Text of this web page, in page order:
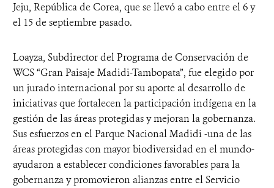
Jeju, República de Corea, que se llevó a cabo entre el 6 y
el 15 de septiembre pasado.
Loayza, Subdirector del Programa de Conservación de
WCS “Gran Paisaje Madidi-Tambopata”, fue elegido por
un jurado internacional por su aporte al desarrollo de
iniciativas que fortalecen la participación indígena en la
gestión de las áreas protegidas y mejoran la gobernanza.
Sus esfuerzos en el Parque Nacional Madidi -una de las
áreas protegidas con mayor biodiversidad en el mundo-
ayudaron a establecer condiciones favorables para la
gobernanza y promovieron alianzas entre el Servicio